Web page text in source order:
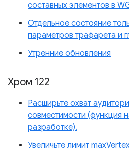
составных элементов в
Отдельное состояние
параметров трафарета и
Утренние обновления
Хром 122
Расширьте охват
совместимости (функция
разработке).
Увеличьте лимит